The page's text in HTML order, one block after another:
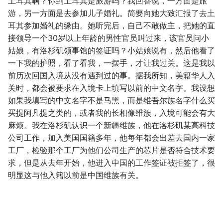
游，另一方面是去参加儿子婚礼。简要向她大致汇报了去土
耳其参加婚礼的缘由。她听完后，自己不敢做主，把她的直
接领导一个30岁以上年龄的男性官员叫过来，该官员问小
姑娘，有洛杉矶领事馆的签证吗？小姑娘说有，然后他看了
一下我的护照，看了看我，一摆手，才让我过关。这是我以
前历次回国入境从没有遇到过的事。据我所知，美籍华人入
关时，都会被要求在入境卡上填写以前的中文名字。我设想
如果我填写的中文名字不是马黑，而是维吾尔族名字什么买
买提阿凡提之类的，或者我的长相像维族，入境可能会有大
麻烦。我在洛杉矶认识一个新疆维族，他在洛杉矶某高科技
公司工作，加入美国国籍多年，他每年都会出差去国内一家
工厂，检验那个工厂为他们公司生产的芯片是否符合技术要
求，但是从去年开始，他进入中国的工作签证被拒签了，很
明显这与他入籍以前是中国维族有关。